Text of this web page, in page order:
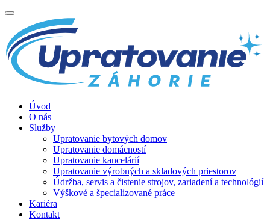
Úvod
O nás
Služby
Upratovanie bytových domov
Upratovanie domácností
Upratovanie kancelárií
Upratovanie výrobných a skladových priestorov
Údržba, servis a čistenie strojov, zariadení a technológií
Výškové a špecializované práce
Kariéra
Kontakt